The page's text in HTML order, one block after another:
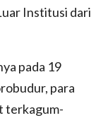
Institusi dari
pada 19
para
terkagum-